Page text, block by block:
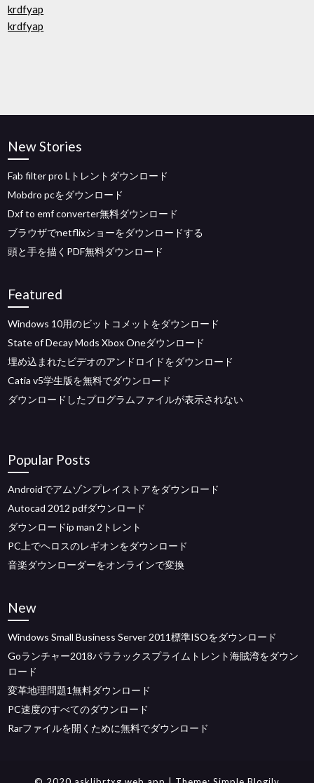
krdfyap
krdfyap
New Stories
Fab filter pro Lトレントダウンロード
Mobdro pcをダウンロード
Dxf to emf converter無料ダウンロード
ブラウザでnetflixショーをダウンロードする
頭と手を描くPDF無料ダウンロード
Featured
Windows 10用のビットコメットをダウンロード
State of Decay Mods Xbox Oneダウンロード
埋め込まれたビデオのアンドロイドをダウンロード
Catia v5学生版を無料でダウンロード
ダウンロードしたプログラムファイルが表示されない
Popular Posts
Androidでアムゾンプレイストアをダウンロード
Autocad 2012 pdfダウンロード
ダウンロードip man 2トレント
PC上でヘロスのレギオンをダウンロード
音楽ダウンローダーをオンラインで変換
New
Windows Small Business Server 2011標準ISOをダウンロード
Goランチャー2018パララックスプライムトレント海賊湾をダウン
ロード
変革地理問題1無料ダウンロード
PC速度のすべてのダウンロード
Rarファイルを開くために無料でダウンロード